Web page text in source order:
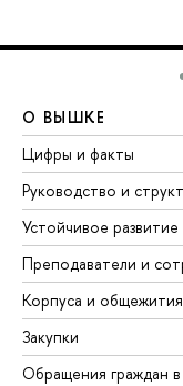
О ВЫШКЕ
Цифры и факты
Руководство и
Устойчивое
Преподаватели и
Корпуса и общежития
Закупки
Обращения граждан